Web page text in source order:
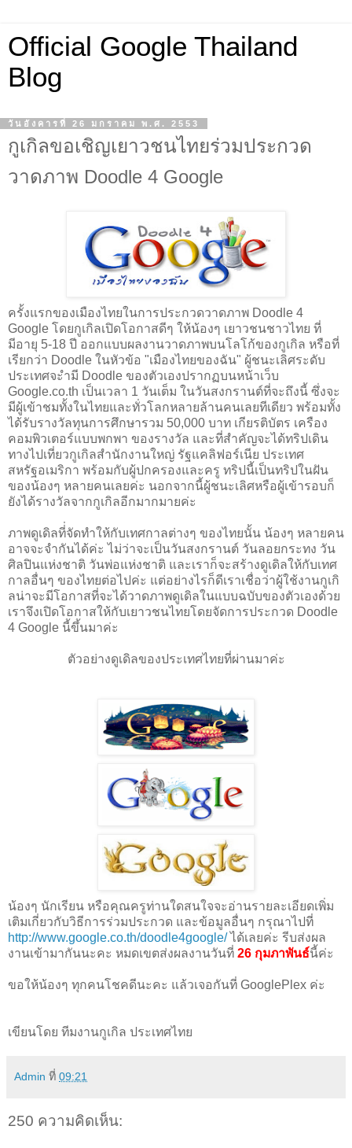
Official Google Thailand
Blog
วันอังคารที่ 26 มกราคม พ.ศ. 2553
กูเกิลขอเชิญเยาวชนไทยร่วมประกวด
วาดภาพ Doodle 4 Google
ครั้งแรกของเมืองไทยในการประกวดวาดภาพ Doodle 4
Google โดยกูเกิลเปิดโอกาสดีๆ ให้น้องๆ เยาวชนชาวไทย ที่
มีอายุ 5-18 ปี ออกแบบผลงานวาดภาพบนโลโก้ของกูเกิล หรือที่
เรียกว่า Doodle ในหัวข้อ "เมืองไทยของฉัน" ผู้ชนะเลิศระดับ
ประเทศจะำมี Doodle ของตัวเองปรากฏบนหน้าเว็บ
Google.co.th เป็นเวลา 1 วันเต็ม ในวันสงกรานต์ที่จะถึงนี้ ซึ่งจะ
มีผู้เข้าชมทั้งในไทยและทั่วโลกหลายล้านคนเลยทีเดียว พร้อมทั้ง
ได้รับรางวัลทุนการศึกษารวม 50,000 บาท เกียรติบัตร เครือง
คอมพิวเตอร์แบบพกพา ของรางวัล และที่สำคัญจะได้ทริปเดิน
ทางไปเที่ยวกูเกิลสำนักงานใหญ่ รัฐแคลิฟอร์เนีย ประเทศ
สหรัฐอเมริกา พร้อมกับผู้ปกครองและครู ทริปนี้เป็นทริปในฝัน
ของน้องๆ หลายคนเลยค่ะ นอกจากนี้ผู้ชนะเลิศหรือผู้เข้ารอบก็
ยังได้รางวัลจากกูเกิลอีกมากมายค่ะ
ภาพดูเดิลที่่จัดทำให้กับเทศกาลต่างๆ ของไทยนั้น น้องๆ หลายคน
อาจจะจำกันได้ค่ะ ไม่ว่าจะเป็นวันสงกรานต์ วันลอยกระทง วัน
ศิลปินแห่งชาติ วันพ่อแห่งชาติ และเราก็จะสร้างดูเดิลให้กับเทศ
กาลอื่นๆ ของไทยต่อไปค่ะ แต่อย่างไรก็ดีเราเชื่อว่าผู้ใช้งานกูเกิ
ลน่าจะมีโอกาสที่จะได้วาดภาพดูเดิลในแบบฉบับของตัวเองด้วย
เราจึงเปิดโอกาสให้กับเยาวชนไทยโดยจัดการประกวด Doodle
4 Google นี้ขึ้นมาค่ะ
ตัวอย่างดูเดิลของประเทศไทยที่ผ่านมาค่ะ
น้องๆ นักเรียน หรือคุณครูท่านใดสนใจจะอ่านรายละเอียดเพิ่ม
เติมเกี่ยวกับวิธีการร่วมประกวด และข้อมูลอื่นๆ กรุณาไปที่
http://www.google.co.th/doodle4google/ได้เลยค่ะ รีบส่งผล
งานเข้ามากันนะคะ หมดเขตส่งผลงานวันที่ 26 กุมภาพันธ์นี้ค่ะ
ขอให้น้องๆ ทุกคนโชคดีนะคะ แล้วเจอกันที่ GooglePlex ค่ะ
เขียนโดย ทีมงานกูเกิล ประเทศไทย
Admin ที่ 09:21
250 ความคิดเห็น: